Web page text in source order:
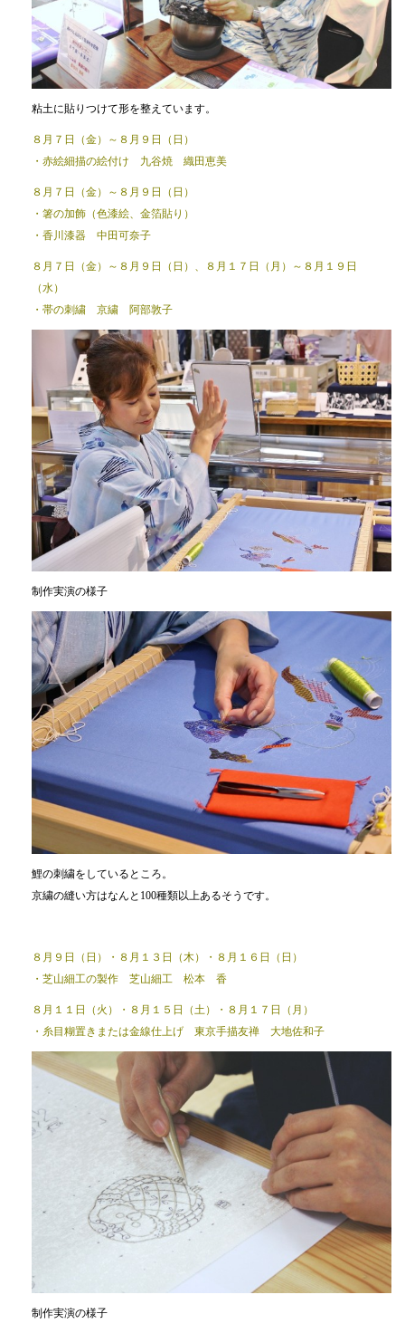
粘土に貼りつけて形を整えています。
８月７日（金）～８月９日（日）
・赤絵細描の絵付け 九谷焼 織田恵美
８月７日（金）～８月９日（日）
・箸の加飾（色漆絵、金箔貼り）
・香川漆器 中田可奈子
８月７日（金）～８月９日（日）、８月１７日（月）～８月１９日
（水）
・帯の刺繍 京繍 阿部敦子
制作実演の様子
鯉の刺繍をしているところ。
京繍の縫い方はなんと100種類以上あるそうです。
８月９日（日）・８月１３日（木）・８月１６日（日）
・芝山細工の製作 芝山細工 松本 香
８月１１日（火）・８月１５日（土）・８月１７日（月）
・糸目糊置きまたは金線仕上げ 東京手描友禅 大地佐和子
制作実演の様子